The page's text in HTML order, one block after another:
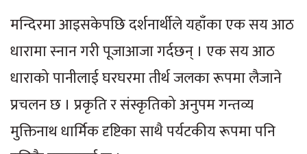
मन्दिरमा आइसकेपछि दर्शनार्थीले यहाँका एक सय आठ
धारामा स्नान गरी पूजाआजा गर्दछन् । एक सय आठ
धाराको पानीलाई घरघरमा तीर्थ जलका रूपमा लैजाने
प्रचलन छ । प्रकृति र संस्कृतिको अनुपम गन्तव्य
मुक्तिनाथ धार्मिक दृष्टिका साथै पर्यटकीय रूपमा पनि